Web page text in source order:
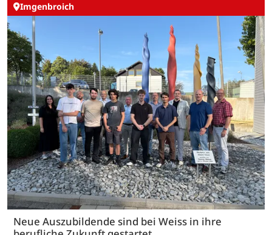
Imgenbroich
Neue Auszubildende sind bei Weiss in ihre